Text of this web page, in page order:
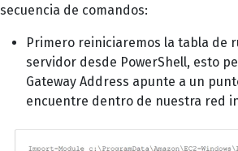
secuencia de comandos:
Primero reiniciaremos la tabla de
servidor desde PowerShell, esto
Gateway Address apunte a un
encuentre dentro de nuestra red